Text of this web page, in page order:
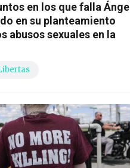
en los que falla Ángel
en su planteamiento
abusos sexuales en la